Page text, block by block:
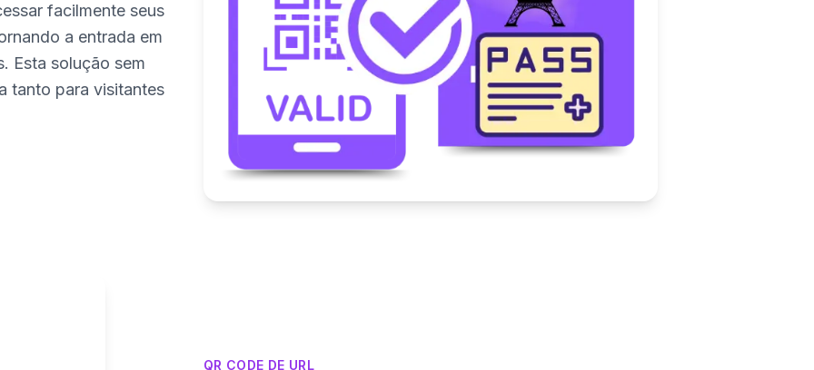
facilmente seus
a entrada em
Esta solução sem
tanto para visitantes
QR CODE DE URL